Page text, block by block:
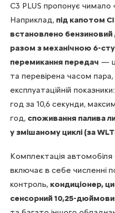
C3 PLUS пропонує чимало
Наприклад, під капотом
встановлено бензиновий
разом з механічною 6-
перемикання передач —
та перевірена часом
експлуатаційній
год за 10,6 секунди,
год, споживання палива
у змішаному циклі (за
Комплектація автомобіля
включає в себе численні
контроль, кондиціонер,
сенсорний 10,25-